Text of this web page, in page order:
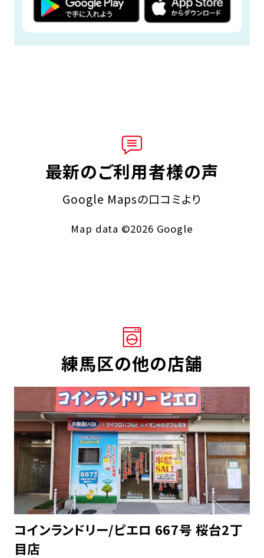
最新のご利用者様の声
Google Mapsの口コミより
Map data ©2026 Google
練馬区の他の店舗
コインランドリー/ピエロ 667号 桜台2丁
目店